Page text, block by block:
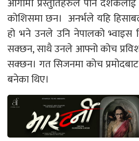
कोशिसमा छन। अनर्भले यहि
हो भने उनले उनि नेपालको भ्वाइस
सक्छन, साथै उनले आफ्नो कोच
सक्छन। गत सिजनमा कोच
बनेका थिए।